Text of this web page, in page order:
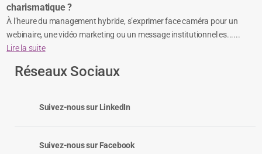
charismatique ?
À l’heure du management hybride, s’exprimer face caméra pour un
webinaire, une vidéo marketing ou un message institutionnel es......
Lire la suite
Réseaux Sociaux
Suivez-nous sur LinkedIn
Suivez-nous sur Facebook